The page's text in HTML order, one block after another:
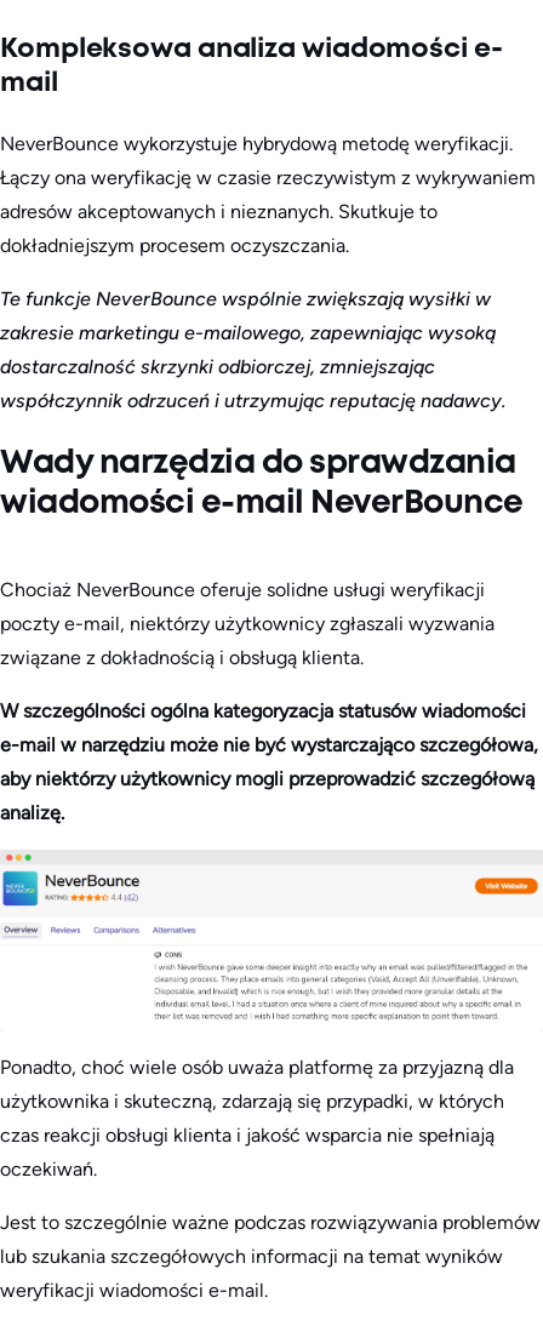
Kompleksowa analiza wiadomości e-
mail
NeverBounce wykorzystuje hybrydową metodę weryfikacji.
Łączy ona weryfikację w czasie rzeczywistym z wykrywaniem
adresów akceptowanych i nieznanych. Skutkuje to
dokładniejszym procesem oczyszczania.
Te funkcje NeverBounce wspólnie zwiększają wysiłki w
zakresie marketingu e-mailowego, zapewniając wysoką
dostarczalność skrzynki odbiorczej, zmniejszając
współczynnik odrzuceń i utrzymując reputację nadawcy.
Wady narzędzia do sprawdzania
wiadomości e-mail NeverBounce
Chociaż NeverBounce oferuje solidne usługi weryfikacji
poczty e-mail, niektórzy użytkownicy zgłaszali wyzwania
związane z dokładnością i obsługą klienta.
W szczególności ogólna kategoryzacja statusów wiadomości
e-mail w narzędziu może nie być wystarczająco szczegółowa,
aby niektórzy użytkownicy mogli przeprowadzić szczegółową
analizę.
Ponadto, choć wiele osób uważa platformę za przyjazną dla
użytkownika i skuteczną, zdarzają się przypadki, w których
czas reakcji obsługi klienta i jakość wsparcia nie spełniają
oczekiwań.
Jest to szczególnie ważne podczas rozwiązywania problemów
lub szukania szczegółowych informacji na temat wyników
weryfikacji wiadomości e-mail.